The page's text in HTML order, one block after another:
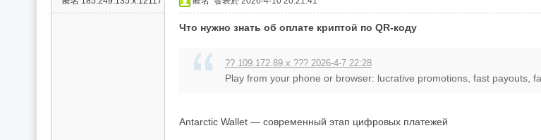
現
Что нужно знать об оплате криптой по QR-коду
?? 109.172.89.x ??? 2026-4-7 22:28
Play from your phone or browser: lucrative promotions, fast payouts,
Antarctic Wallet — современный этап цифровых платежей